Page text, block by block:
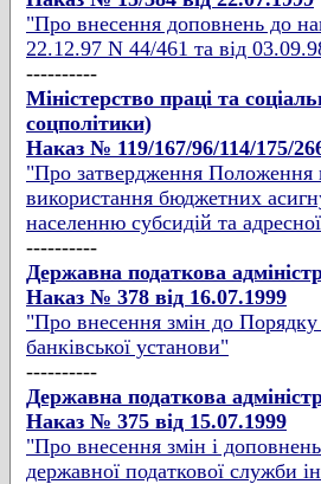
"Про внесення доповнень до
22.12.97 N 44/461 та від
----------
Міністерство праці та
соцполітики)
Наказ № 119/167/96/114/175/
"Про затвердження Положення
використання бюджетних
населенню субсидій та
----------
Державна податкова
Наказ № 378 від 16.07.1999
"Про внесення змін до Порядку
банківської установи"
----------
Державна податкова
Наказ № 375 від 15.07.1999
"Про внесення змін і
державної податкової служби